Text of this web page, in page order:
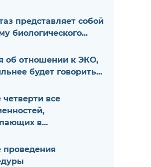
представляет собой
биологического...
об отношении к ЭКО,
будет говорить...
четверти все
в...
проведения